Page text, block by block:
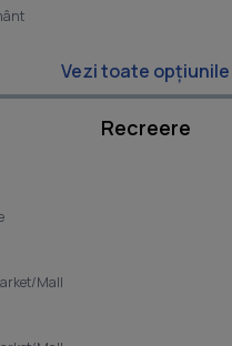
Vezi toate opțiunile
Recreere
Mall